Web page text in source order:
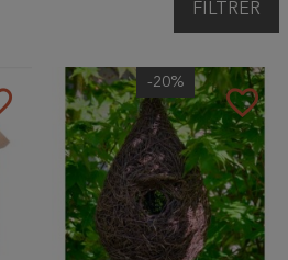
FILTRER
favorite_border
-20%